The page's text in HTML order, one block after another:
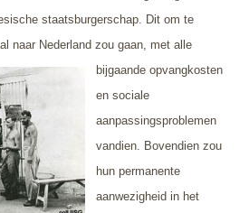
staatsburgerschap. Dit om te
naar Nederland zou gaan, met alle
bijgaande opvangkosten
en sociale
aanpassingsproblemen
vandien. Bovendien zou
hun permanente
aanwezigheid in het